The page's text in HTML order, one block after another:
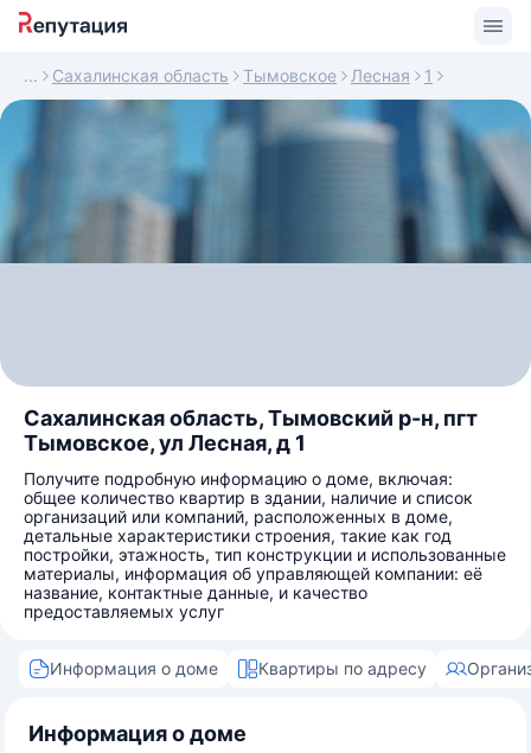
Сахалинская область Тымовское Лесная 1
Сахалинская область, Тымовский р-н, пгт
Тымовское, ул Лесная, д 1
Получите подробную информацию о доме, включая:
общее количество квартир в здании, наличие и список
организаций или компаний, расположенных в доме,
детальные характеристики строения, такие как год
постройки, этажность, тип конструкции и использованные
материалы, информация об управляющей компании: её
название, контактные данные, и качество
предоставляемых услуг
Информация о доме Квартиры по адресу
Информация о доме